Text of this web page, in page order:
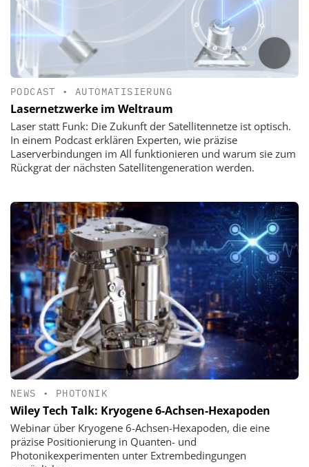
PODCAST •AUTOMATISIERUNG
Lasernetzwerke im Weltraum
Laser statt Funk: Die Zukunft der Satellitennetze ist optisch.
In einem Podcast erklären Experten, wie präzise
Laserverbindungen im All funktionieren und warum sie zum
Rückgrat der nächsten Satellitengeneration werden.
NEWS • PHOTONIK
Wiley Tech Talk: Kryogene 6-Achsen-Hexapoden
Webinar über Kryogene 6-Achsen-Hexapoden, die eine
präzise Positionierung in Quanten- und
Photonikexperimenten unter Extrembedingungen